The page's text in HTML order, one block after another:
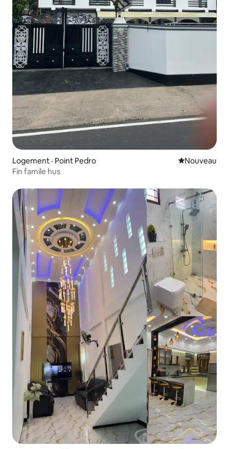
Logement · Point Pedro Nouvel
Nouveau
Fin famile hus